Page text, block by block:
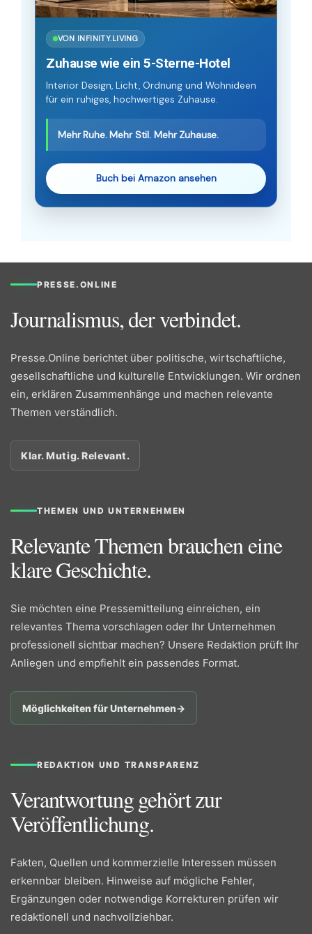
VON INFINITY.LIVING
Zuhause wie ein 5-Sterne-Hotel
Interior Design, Licht, Ordnung und Wohnideen
für ein ruhiges, hochwertiges Zuhause.
Mehr Ruhe. Mehr Stil. Mehr Zuhause.
Buch bei Amazon ansehen
PRESSE.ONLINE
Journalismus, der verbindet.
Presse.Online berichtet über politische, wirtschaftliche,
gesellschaftliche und kulturelle Entwicklungen. Wir ordnen
ein, erklären Zusammenhänge und machen relevante
Themen verständlich.
Klar. Mutig. Relevant.
THEMEN UND UNTERNEHMEN
Relevante Themen brauchen eine
klare Geschichte.
Sie möchten eine Pressemitteilung einreichen, ein
relevantes Thema vorschlagen oder Ihr Unternehmen
professionell sichtbar machen? Unsere Redaktion prüft Ihr
Anliegen und empfiehlt ein passendes Format.
Möglichkeiten für Unternehmen→
REDAKTION UND TRANSPARENZ
Verantwortung gehört zur
Veröffentlichung.
Fakten, Quellen und kommerzielle Interessen müssen
erkennbar bleiben. Hinweise auf mögliche Fehler,
Ergänzungen oder notwendige Korrekturen prüfen wir
redaktionell und nachvollziehbar.